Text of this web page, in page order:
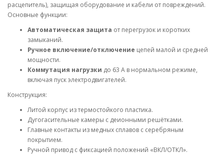
расцепитель), защищая оборудование и кабели от повреждений.
Основные функции:
Автоматическая защита от перегрузок и коротких
замыканий.
Ручное включение/отключение цепей малой и средней
мощности.
Коммутация нагрузки до 63 А в нормальном режиме,
включая пуск электродвигателей.
Конструкция:
Литой корпус из термостойкого пластика.
Дугогасительные камеры с деионными решётками.
Главные контакты из медных сплавов с серебряным
покрытием.
Ручной привод с фиксацией положений «ВКЛ/ОТКЛ».